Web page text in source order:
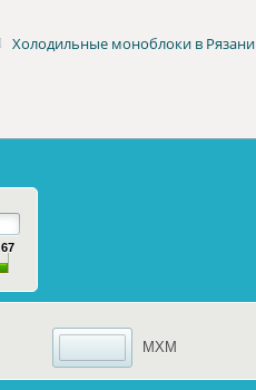
Холодильные моноблоки в Рязани
67
MXM